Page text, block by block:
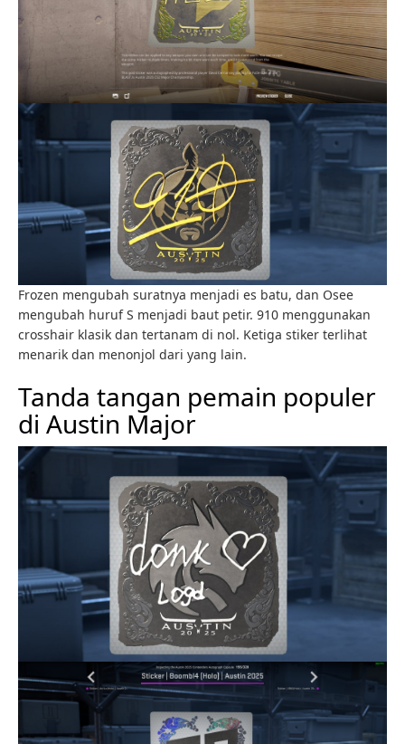
Frozen mengubah suratnya menjadi es batu, dan Osee
mengubah huruf S menjadi baut petir. 910 menggunakan
crosshair klasik dan tertanam di nol. Ketiga stiker terlihat
menarik dan menonjol dari yang lain.
Tanda tangan pemain populer
di Austin Major